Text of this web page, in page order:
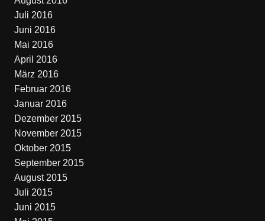
Juli 2016
Juni 2016
Mai 2016
April 2016
März 2016
Februar 2016
Januar 2016
Dezember 2015
November 2015
Oktober 2015
September 2015
August 2015
Juli 2015
Juni 2015